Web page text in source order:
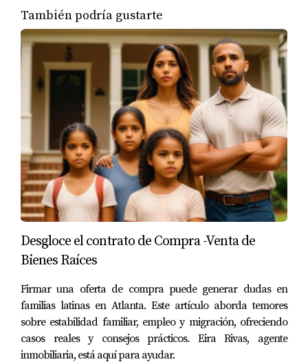
Asegúrate de que todo esté en orden para la
transferencia de propiedad y de que recibas todos los
documentos necesarios para oficializar tu compra. Este
es el último paso para completar la transacción y
convertirte en el nuevo propietario.
9. Registro de la Transacción Finalmente, es
importante registrar la transacción ante las autoridades
correspondientes. Esto asegura que la transferencia de
propiedad esté debidamente documentada y
reconocida legalmente, protegiéndote como nuevo
propietario.
En resumen, la mesa de cierre es un proceso detallado
que requiere una planificación y coordinación
revisión y verificación de documentos, coordinación con
las partes involucradas, inspección final de la propiedad,
resolución de problemas, transferencia de fondos,
cumplimiento legal, firma de documentos, entrega de
También podría gustarte
Desgloce el contrato de Compra -Venta de
Bienes Raíces
Firmar una oferta de compra puede generar dudas en
familias latinas en Atlanta. Este artículo aborda temores
sobre estabilidad familiar, empleo y migración, ofreciendo
casos reales y consejos prácticos. Eira Rivas, agente
inmobiliaria, está aquí para ayudar.